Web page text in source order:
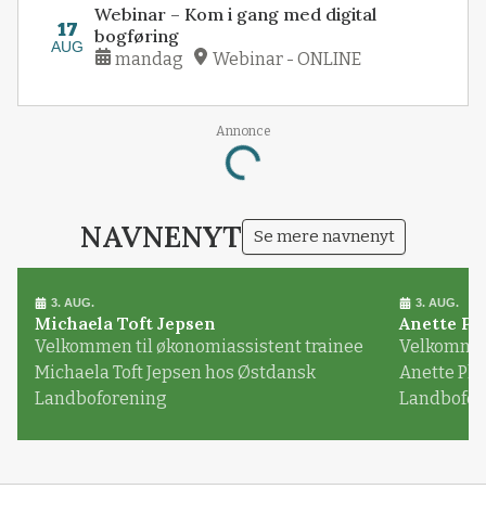
17
AUG
Webinar – Kom i gang med digital
bogføring
mandag Webinar - ONLINE
Annonce
Loading...
NAVNENYT Se mere navnenyt
3. AUG.
Michaela Toft Jepsen
Velkommen til økonomiassistent trainee
Michaela Toft Jepsen hos Østdansk
Landboforening
3. AUG.
Anette
Anette